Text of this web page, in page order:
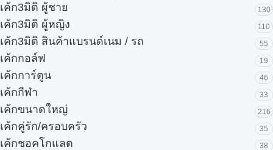
เค้ก3มิติ ผู้ชาย 130
เค้ก3มิติ ผู้หญิง 110
เค้ก3มิติ สินค้าแบรนด์เนม / รถ 55
เค้กกอล์ฟ 19
เค้กการ์ตูน 46
เค้กกีฬา 33
เค้กขนาดใหญ่ 216
เค้กคู่รัก/ครอบครัว 35
เค้กชอคโกแลต 38